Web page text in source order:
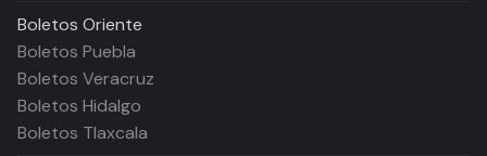
Boletos Oriente
Boletos Puebla
Boletos Veracruz
Boletos Hidalgo
Boletos Tlaxcala